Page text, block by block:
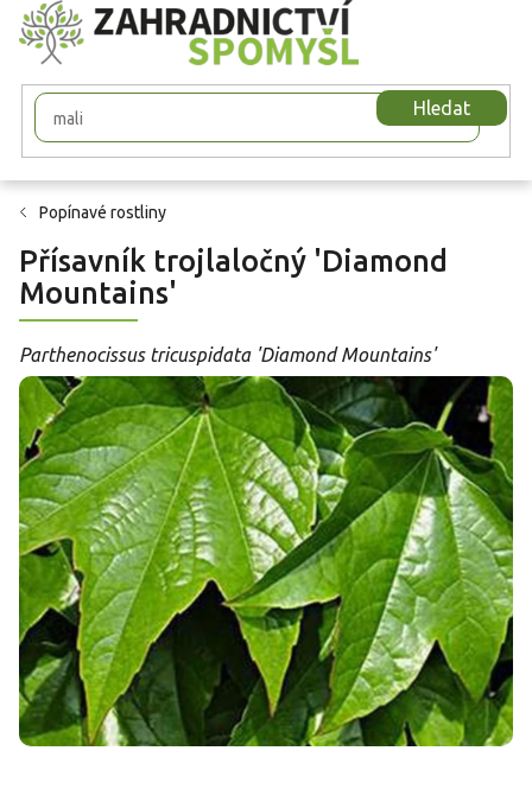
Přejít
na
obsah
Hledat
Popínavé rostliny
Přísavník trojlaločný 'Diamond
Mountains'
Parthenocissus tricuspidata 'Diamond Mountains'